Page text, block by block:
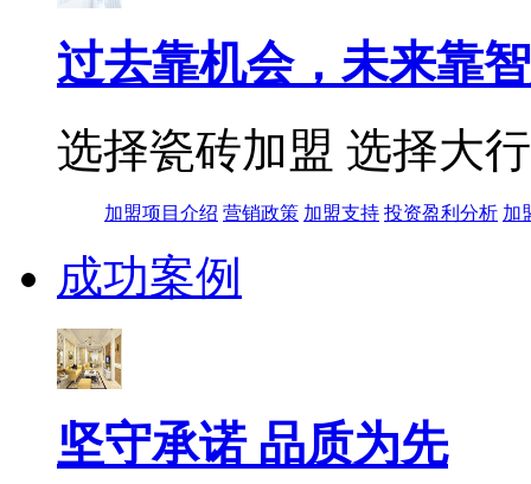
过去靠机会，未来靠
选择瓷砖加盟 选择大
加盟项目介绍 营销政策 加盟支持 投资盈利分析 加
成功案例
坚守承诺 品质为先